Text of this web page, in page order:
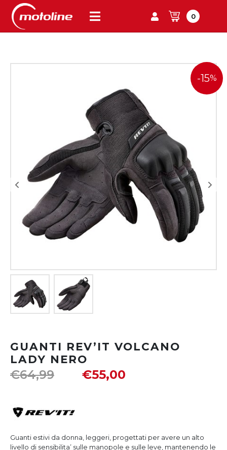
0
-15%
GUANTI REV’IT VOLCANO
LADY NERO
€64,99 €55,00
Guanti estivi da donna, leggeri, progettati per avere un alto
livello di sensibilita’ sulle manopole e sulle leve, mantenendo le